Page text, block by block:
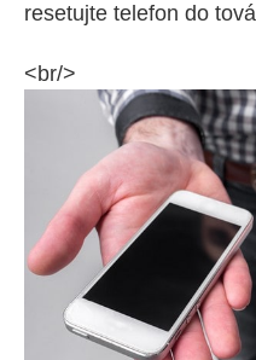
resetujte telefon do
<br/>